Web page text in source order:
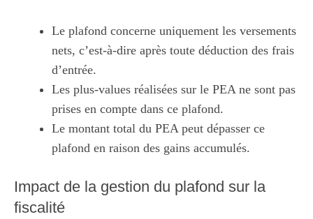
Le plafond concerne uniquement les versements
nets, c’est-à-dire après toute déduction des frais
d’entrée.
Les plus-values réalisées sur le PEA ne sont pas
prises en compte dans ce plafond.
Le montant total du PEA peut dépasser ce
plafond en raison des gains accumulés.
Impact de la gestion du plafond sur la
fiscalité